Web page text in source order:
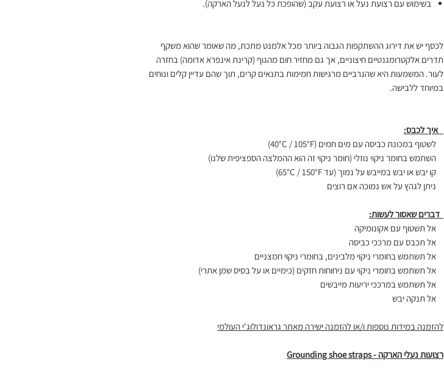
בשימוש עם רצועת נעל או רצועת עקב (שהופכת כל נעל לנעל הארקה).
לכסף יש את דירוג ההשתקפות הגבוה ביותר מכל אלמנט מתכת, מה שאומר שהוא משקף
תדרים אלקטרומגנטיים חיצוניים, אך גם מחזיר חום מהגוף (קרינת אינפרא אדומה) בחזרה
לעור. המשמעות היא שהגרביים מרגישות חמימות בתנאים קרים, תוך שהם עדיין קלים ונוחים
במיוחד ללבישה.
איך לכבס:
לשטוף במכונת כביסה עם מים חמים (40°C / 105°F)
השתמש בחומר ניקוי נוזלי (חומר ניקוי זה הוא ההמלצה הספציפית שלנו)
קו יבש או יבש במייבש על נמוך (עד 65°C / 150°F)
ניתן לגהץ על אש נמוכה אם רוצים
דברים שאסור לעשות:
אל תשטוף עם אקונומיקה
אל תכבס עם מרככי כביסה
אל תשתמש בחומרי ניקוי מלבינים, בחומרי ניקוי חמצניים
אל תשתמש בחומרי ניקוי עם ניחוחות חזקים (כימיים או על בסיס שמן אתרי)
אל תשתמש במרככי יריעות מייבשים
אל תנקה יבש
להזמנה במידות נוספות ו/או להזמנה ישירה מאתר גראונדולוג'י העולמי
רצועות נעלי הארקה - Grounding shoe straps